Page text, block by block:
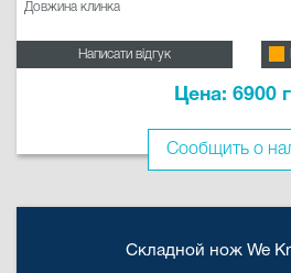
Довжина клинка
Написати відгук
Цена: 6900
Сообщить о
Складной нож We